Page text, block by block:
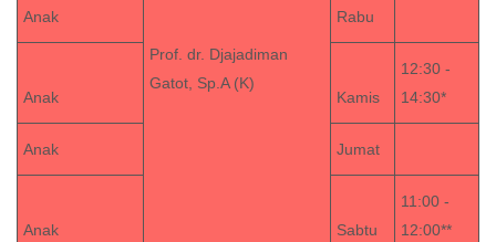
Prof. dr. Djajadiman
Gatot, Sp.A (K)
Anak Rabu
Anak Kamis
12:30 -
14:30*
Anak Jumat
Anak Sabtu
11:00 -
12:00**